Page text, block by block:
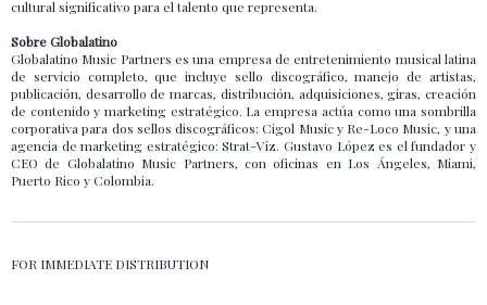
cultural significativo para el talento que representa.
Sobre Globalatino
Globalatino Music Partners es una empresa de entretenimiento musical latina
de servicio completo, que incluye sello discográfico, manejo de artistas,
publicación, desarrollo de marcas, distribución, adquisiciones, giras, creación
de contenido y marketing estratégico. La empresa actúa como una sombrilla
corporativa para dos sellos discográficos: Cigol Music y Re-Loco Music, y una
agencia de marketing estratégico: Strat-Viz. Gustavo López es el fundador y
CEO de Globalatino Music Partners, con oficinas en Los Ángeles, Miami,
Puerto Rico y Colombia.
FOR IMMEDIATE DISTRIBUTION